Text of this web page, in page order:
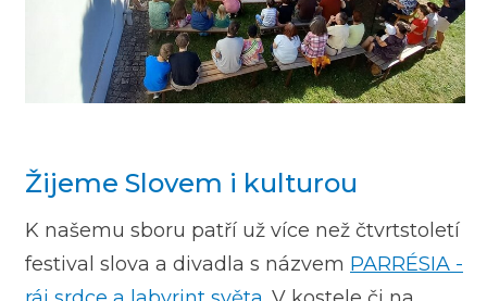
Žijeme Slovem i kulturou
K našemu sboru patří už více než čtvrtstoletí
festival slova a divadla s názvem PARRÉSIA -